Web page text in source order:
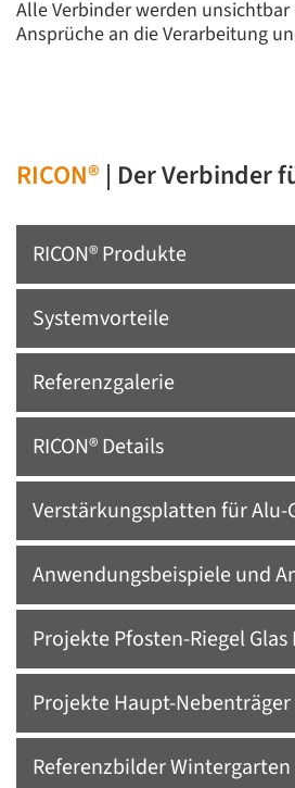
Alle Verbinder werden
Ansprüche an die Verarbeitung
RICON® | Der Verbinder
RICON® Produkte
Systemvorteile
Referenzgalerie
RICON® Details
Verstärkungsplatten für
Anwendungsbeispiele und
Projekte Pfosten-Riegel Glas
Projekte Haupt-Nebenträger
Referenzbilder Wintergarten